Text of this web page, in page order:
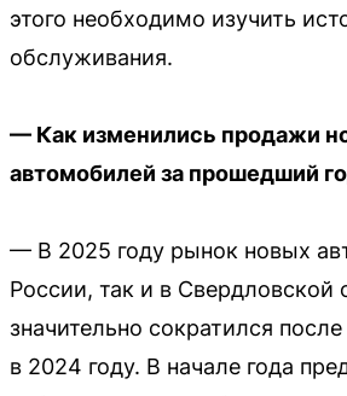
этого необходимо изучить
обслуживания.
— Как изменились продажи
автомобилей за прошедший
— В 2025 году рынок новых
России, так и в Свердловской
значительно сократился
в 2024 году. В начале года